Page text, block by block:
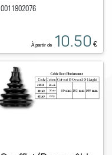
0011902076
À partir de 10.50 €